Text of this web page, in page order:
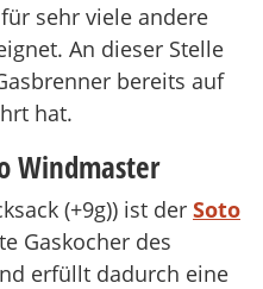
sehr viele andere
An dieser Stelle
bereits auf
hat.
Windmaster
(+9g)) ist der Soto
Gaskocher des
erfüllt dadurch eine